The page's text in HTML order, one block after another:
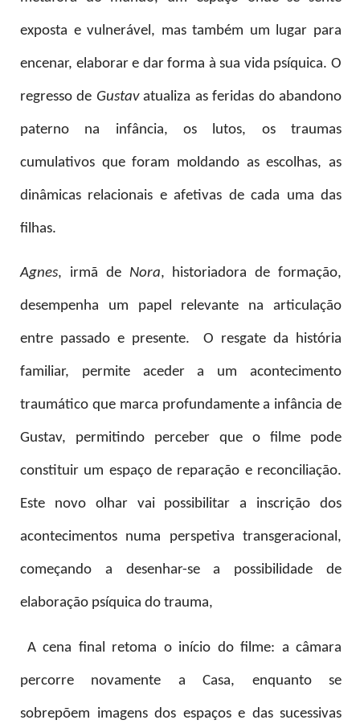
exposta e vulnerável, mas também um lugar para
encenar, elaborar e dar forma à sua vida psíquica. O
regresso de Gustavatualiza as feridas do abandono
paterno na infância, os lutos, os traumas
cumulativos que foram moldando as escolhas, as
dinâmicas relacionais e afetivas de cada uma das
filhas.
Agnes, irmã de Nora, historiadora de formação,
desempenha um papel relevante na articulação
entre passado e presente. O resgate da história
familiar, permite aceder a um acontecimento
traumático que marca profundamente a infância de
Gustav, permitindo perceber que o filme pode
constituir um espaço de reparação e reconciliação.
Este novo olhar vai possibilitar a inscrição dos
acontecimentos numa perspetiva transgeracional,
começando a desenhar-se a possibilidade de
elaboração psíquica do trauma,
A cena final retoma o início do filme: a câmara
percorre novamente a Casa, enquanto se
sobrepõem imagens dos espaços e das sucessivas